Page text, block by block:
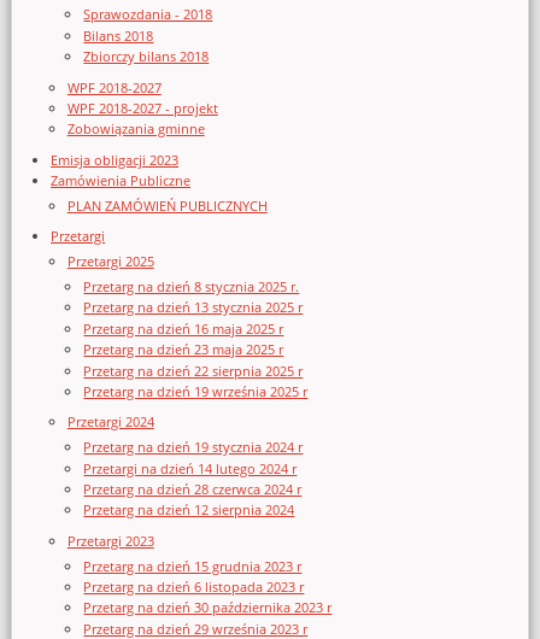
Sprawozdania - 2018
Bilans 2018
Zbiorczy bilans 2018
WPF 2018-2027
WPF 2018-2027 - projekt
Zobowiązania gminne
Emisja obligacji 2023
Zamówienia Publiczne
PLAN ZAMÓWIEŃ PUBLICZNYCH
Przetargi
Przetargi 2025
Przetarg na dzień 8 stycznia 2025 r.
Przetarg na dzień 13 stycznia 2025 r
Przetarg na dzień 16 maja 2025 r
Przetarg na dzień 23 maja 2025 r
Przetarg na dzień 22 sierpnia 2025 r
Przetarg na dzień 19 września 2025 r
Przetargi 2024
Przetarg na dzień 19 stycznia 2024 r
Przetargi na dzień 14 lutego 2024 r
Przetarg na dzień 28 czerwca 2024 r
Przetarg na dzień 12 sierpnia 2024
Przetargi 2023
Przetarg na dzień 15 grudnia 2023 r
Przetarg na dzień 6 listopada 2023 r
Przetarg na dzień 30 października 2023 r
Przetarg na dzień 29 września 2023 r